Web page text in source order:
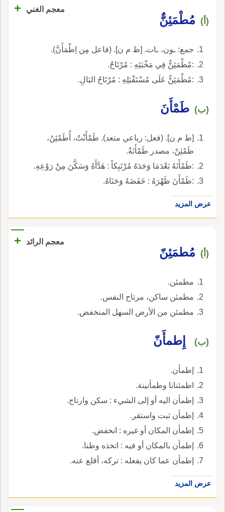
معجم الغني +
(أ) مُطْمَئِنٌّ
جمع: ـون، ـات. [ط م ن]. (فاعل مِن اِطْمَأَنَّ).
:مُطْمَئِنٌّ فِي مَخْبَئِهِ : مُرْتَاحٌ.
:مُطْمَئِنٌّ عَلَى مُسْتَقْبَلِهِ : مُرْتَاحُ البَالِ.
(ب) طَمْأَنَ
[ط م ن]. (فعل: رباعي متعد). طَمْأَنْتُ، أُطَمْئِنُ،
طَمْئِنْ، مصدر طَمْأَنَةٌ.
:طَمْأَنَهُ بَعْدَمَا وَجَدَهُ مُرْتَبِكاً : هَدَّأَهُ وَسَكَّنَ مِنْ رَوْعِهِ.
:طَمْأَنَ ظَهْرَهُ : خَفَضَهُ وَحَنَاهُ.
عرض المزيد
معجم الرائد +
(أ) مُطمَئِنّ
مطمئن.
مطمئن ساكن، مرتاح النفس.
مطمئن من الأرض السهل المنخفض.
(ب) إِطمأَنّ
إطمأن.
اطمئنانا وطمأنينة.
إطمأن اليه أو إلى الشيء : سكن وارتاح.
إطمأن ثبت واستقر.
إطمأن المكان أو غيره : انخفض.
إطمأن بالمكان أو فيه : اتخذه وطنا.
إطمأن عما كان يفعله : تركه، أقلع عنه.
عرض المزيد